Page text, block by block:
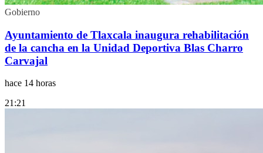
Gobierno
Ayuntamiento de Tlaxcala inaugura rehabilitación
de la cancha en la Unidad Deportiva Blas Charro
Carvajal
hace 14 horas
21:21